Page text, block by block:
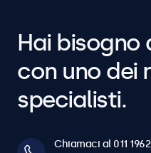
Hai bisogno
con uno dei
specialisti.
Chiamaci al 011